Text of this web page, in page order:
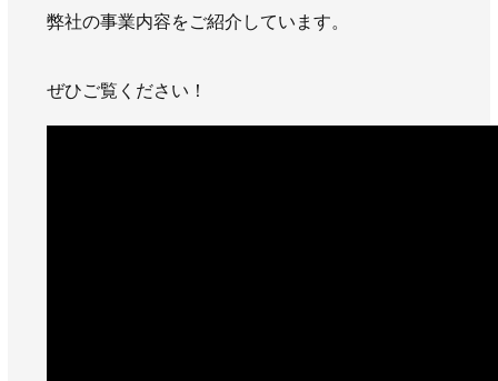
弊社の事業内容をご紹介しています。
ぜひご覧ください！